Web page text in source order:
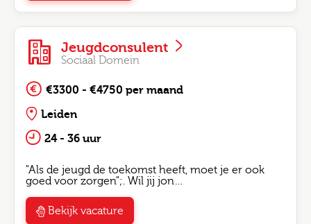
Jeugdconsulent
Sociaal Domein
€3300 - €4750 per maand
Leiden
24 - 36 uur
"Als de jeugd de toekomst heeft, moet je er ook
goed voor zorgen";. Wil jij jon…
Bekijk vacature